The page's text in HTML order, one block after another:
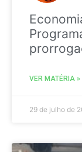
VER MATÉRIA »
29 de julho de